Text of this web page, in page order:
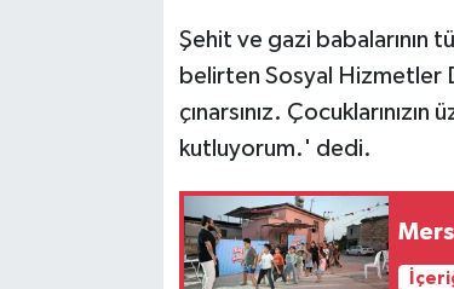
Şehit ve gazi babalarının
belirten Sosyal Hizmetler
çınarsınız.
kutluyorum.' dedi.